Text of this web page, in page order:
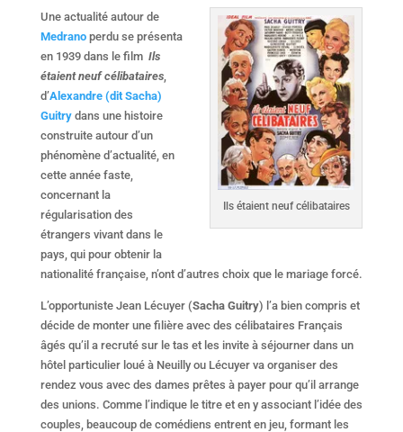
Ils étaient neuf célibataires
Une actualité autour de
Medrano perdu se présenta
en 1939 dans le film Ils
étaient neuf célibataires,
d’Alexandre (dit Sacha)
Guitrydans une histoire
construite autour d’un
phénomène d’actualité, en
cette année faste,
concernant la
régularisation des
étrangers vivant dans le
pays, qui pour obtenir la
nationalité française, n’ont d’autres choix que le mariage forcé.
L’opportuniste Jean Lécuyer (Sacha Guitry) l’a bien compris et
décide de monter une filière avec des célibataires Français
âgés qu’il a recruté sur le tas et les invite à séjourner dans un
hôtel particulier loué à Neuilly ou Lécuyer va organiser des
rendez vous avec des dames prêtes à payer pour qu’il arrange
des unions. Comme l’indique le titre et en y associant l’idée des
couples, beaucoup de comédiens entrent en jeu, formant les